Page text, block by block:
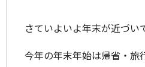
さていよいよ年末が近づ
今年の年末年始は帰省・旅